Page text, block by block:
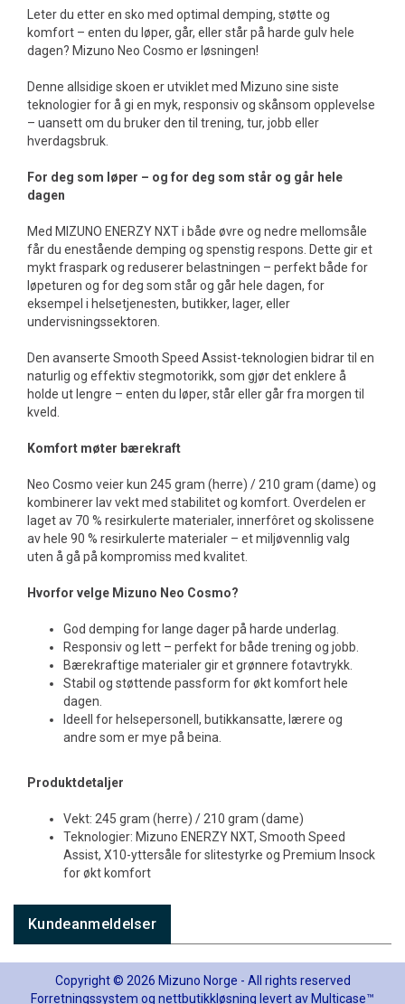
Leter du etter en sko med optimal demping, støtte og
komfort – enten du løper, går, eller står på harde gulv hele
dagen? Mizuno Neo Cosmo er løsningen!
Denne allsidige skoen er utviklet med Mizuno sine siste
teknologier for å gi en myk, responsiv og skånsom opplevelse
– uansett om du bruker den til trening, tur, jobb eller
hverdagsbruk.
For deg som løper – og for deg som står og går hele
dagen
Med MIZUNO ENERZY NXT i både øvre og nedre mellomsåle
får du enestående demping og spenstig respons. Dette gir et
mykt fraspark og reduserer belastningen – perfekt både for
løpeturen og for deg som står og går hele dagen, for
eksempel i helsetjenesten, butikker, lager, eller
undervisningssektoren.
Den avanserte Smooth Speed Assist-teknologien bidrar til en
naturlig og effektiv stegmotorikk, som gjør det enklere å
holde ut lengre – enten du løper, står eller går fra morgen til
kveld.
Komfort møter bærekraft
Neo Cosmo veier kun 245 gram (herre) / 210 gram (dame) og
kombinerer lav vekt med stabilitet og komfort. Overdelen er
laget av 70 % resirkulerte materialer, innerfôret og skolissene
av hele 90 % resirkulerte materialer – et miljøvennlig valg
uten å gå på kompromiss med kvalitet.
Hvorfor velge Mizuno Neo Cosmo?
God demping for lange dager på harde underlag.
Responsiv og lett – perfekt for både trening og jobb.
Bærekraftige materialer gir et grønnere fotavtrykk.
Stabil og støttende passform for økt komfort hele
dagen.
Ideell for helsepersonell, butikkansatte, lærere og
andre som er mye på beina.
Produktdetaljer
Vekt: 245 gram (herre) / 210 gram (dame)
Teknologier: Mizuno ENERZY NXT, Smooth Speed
Assist, X10-yttersåle for slitestyrke og Premium Insock
for økt komfort
Kundeanmeldelser
Copyright © 2026 Mizuno Norge - All rights reserved
Forretningssystem og nettbutikkløsning levert av Multicase™